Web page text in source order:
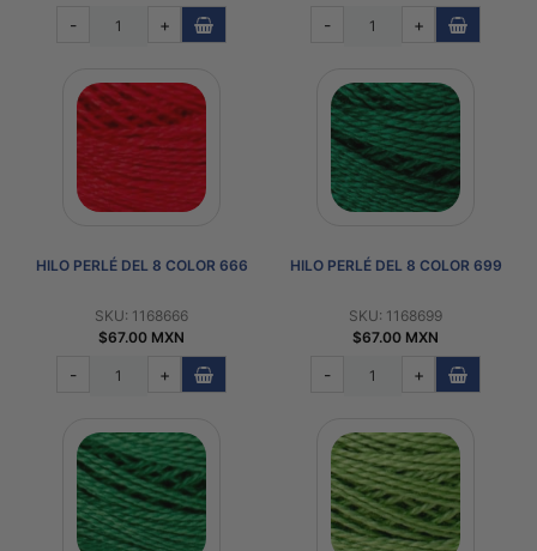
- + - +
HILO PERLÉ DEL 8 COLOR 666
SKU: 1168666
$67.00 MXN
- +
HILO PERLÉ DEL 8 COLOR 699
SKU: 1168699
$67.00 MXN
- +